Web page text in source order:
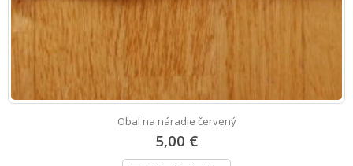
Obal na náradie červený
5,00 €